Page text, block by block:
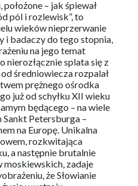
– jak śpiewał
pól i rozlewisk”, to
wieków nieprzerwanie
badaczy do tego stopnia,
na jego temat
nierozłącznie splata się z
średniowiecza rozpalał
prężnego ośrodka
już od schyłku XII wieku
będącego – na wiele
Sankt Petersburga –
na Europę. Unikalna
rozkwitająca
a następnie brutalnie
moskiewskich, zadaje
że Słowianie